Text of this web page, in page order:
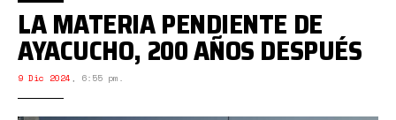
LA MATERIA PENDIENTE DE
AYACUCHO, 200 AÑOS DESPUÉS
9 Dic 2024 , 6:55 pm.